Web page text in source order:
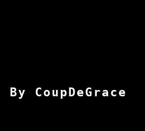
By CoupDeGrace